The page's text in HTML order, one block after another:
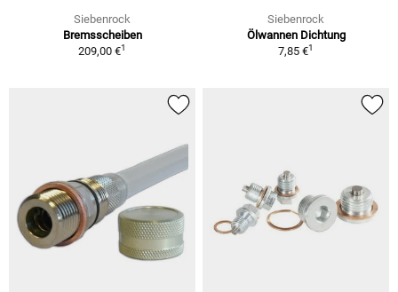
Siebenrock
Bremsscheiben
209,00 €1
Siebenrock
Ölwannen Dichtung
7,85 €1